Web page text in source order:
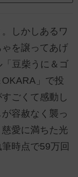
しかしあるワ
を譲ってあげ
豆柴うに＆ゴ
」で投
ごくて感動し
容赦なく襲っ
愛に満ちた光
時点で59万回